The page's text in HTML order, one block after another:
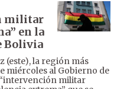
militar
en la
Bolivia
(este), la región más
miércoles al Gobierno de
militar